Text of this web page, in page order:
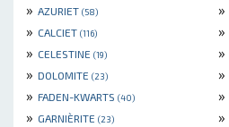
» AZURIET (58) »
» CALCIET (116) »
» CELESTINE (19) »
» DOLOMITE (23) »
» FADEN-KWARTS (40) »
» GARNIÈRITE (23) »